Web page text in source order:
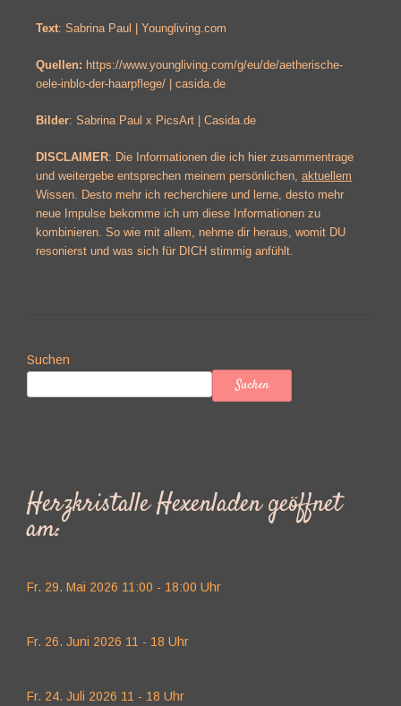
Text: Sabrina Paul | Youngliving.com
Quellen: https://www.youngliving.com/g/eu/de/aetherische-
oele-inblo-der-haarpflege/ | casida.de
Bilder: Sabrina Paul x PicsArt | Casida.de
DISCLAIMER: Die Informationen die ich hier zusammentrage
und weitergebe entsprechen meinem persönlichen, aktuellem
Wissen. Desto mehr ich recherchiere und lerne, desto mehr
neue Impulse bekomme ich um diese Informationen zu
kombinieren. So wie mit allem, nehme dir heraus, womit DU
resonierst und was sich für DICH stimmig anfühlt.
Suchen
Suchen
Herzkristalle Hexenladen geöffnet
am:
Fr. 29. Mai 2026 11:00 - 18:00 Uhr
Fr. 26. Juni 2026 11 - 18 Uhr
Fr. 24. Juli 2026 11 - 18 Uhr